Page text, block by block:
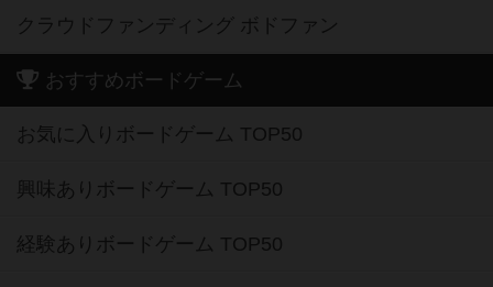
クラウドファンディング ボドファン
おすすめボードゲーム
お気に入りボードゲーム TOP50
興味ありボードゲーム TOP50
経験ありボードゲーム TOP50